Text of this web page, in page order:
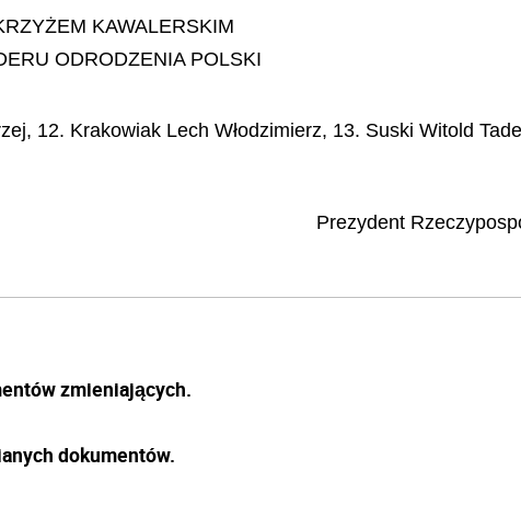
KAWALERSKIM
ODRODZENIA POLSKI
12. Krakowiak Lech Włodzimierz, 13. Suski Witold
Prezydent
zmieniających.
dokumentów.